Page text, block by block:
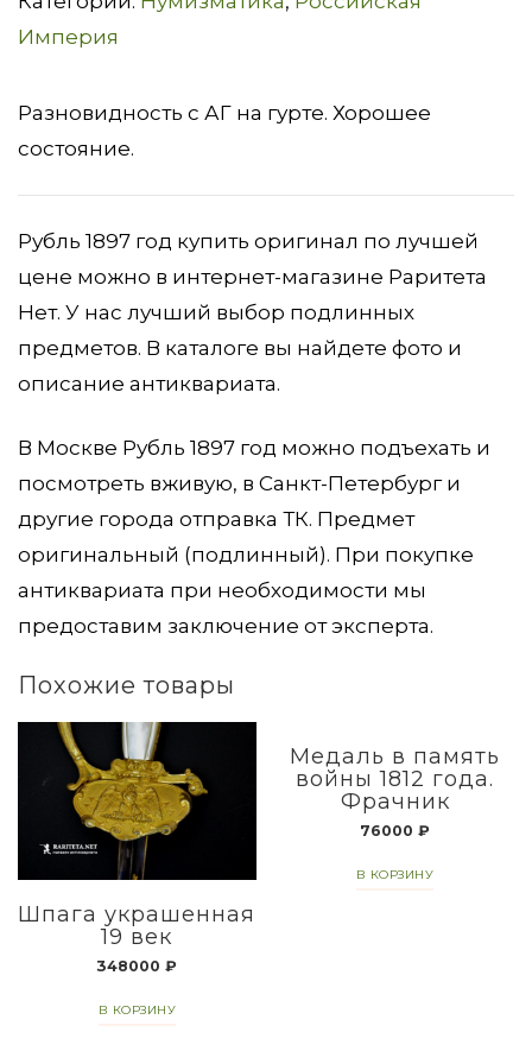
1897
Империя
Разновидность с АГ на гурте. Хорошее
состояние.
Рубль 1897 год купить оригинал по лучшей
цене можно в интернет-магазине Раритета
Нет. У нас лучший выбор подлинных
предметов. В каталоге вы найдете фото и
описание антиквариата.
В Москве Рубль 1897 год можно подъехать и
посмотреть вживую, в Санкт-Петербург и
другие города отправка ТК. Предмет
оригинальный (подлинный). При покупке
антиквариата при необходимости мы
предоставим заключение от эксперта.
Похожие товары
Шпага украшенная
19 век
348000₽
В КОРЗИНУ
Медаль в память
войны 1812 года.
Фрачник
76000₽
В КОРЗИНУ